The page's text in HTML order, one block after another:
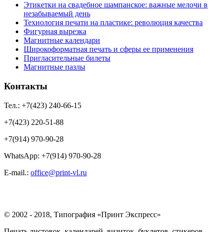
Этикетки на свадебное шампанское: важные мелочи в
незабываемый день
Технология печати на пластике: революция качества
Фигурная вырезка
Магнитные календари
Широкоформатная печать и сферы ее применения
Пригласительные билеты
Магнитные пазлы
Контакты
Тел.: +7(423) 240-66-15
+7(423) 220-51-88
+7(914) 970-90-28
WhatsApp: +7(914) 970-90-28
Е-mail.: office@print-vl.ru
© 2002 - 2018, Типография «Принт Экспресс»